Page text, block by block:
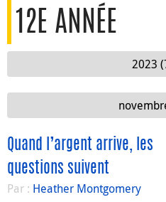
12E ANNÉE
2023
Quand l’argent arrive, les
questions suivent
Par : Heather Montgomery